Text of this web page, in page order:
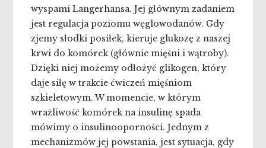
wyspami Langerhansa. Jej głównym zadaniem
jest regulacja poziomu węglowodanów. Gdy
zjemy słodki posiłek, kieruje glukozę z naszej
krwi do komórek (głównie mięśni i wątroby).
Dzięki niej możemy odłożyć glikogen, który
daje siłę w trakcie ćwiczeń mięśniom
szkieletowym. W momencie, w którym
wrażliwość komórek na insulinę spada
mówimy o insulinooporności. Jednym z
mechanizmów jej powstania, jest sytuacja, gdy